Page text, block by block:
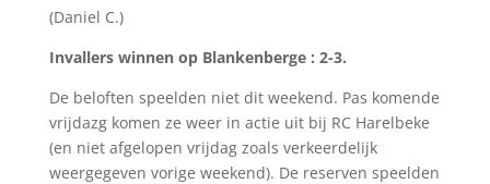
(Daniel C.)
Invallers winnen op Blankenberge : 2-3.
De beloften speelden niet dit weekend. Pas komende
vrijdazg komen ze weer in actie uit bij RC Harelbeke
(en niet afgelopen vrijdag zoals verkeerdelijk
weergegeven vorige weekend). De reserven speelden